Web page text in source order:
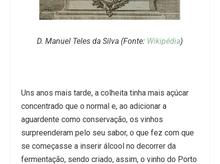
D. Manuel Teles da Silva (Fonte: Wikipédia)
Uns anos mais tarde, a colheita tinha mais açúcar
concentrado que o normal e, ao adicionar a
aguardente como conservação, os vinhos
surpreenderam pelo seu sabor, o que fez com que
se começasse a inserir álcool no decorrer da
fermentação, sendo criado, assim, o vinho do Porto